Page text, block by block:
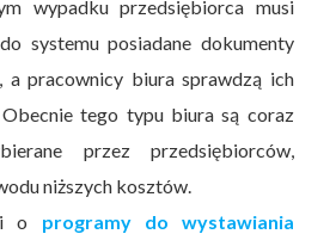
wypadku przedsiębiorca musi
systemu posiadane dokumenty
a pracownicy biura sprawdzą ich
Obecnie tego typu biura są coraz
przez przedsiębiorców,
niższych kosztów.
o programy do wystawiania